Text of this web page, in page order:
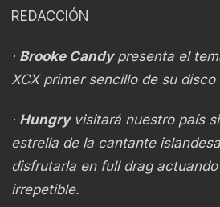
REDACCIÓN
· Brooke Candypresenta el
XCX primer sencillo de su disco
· Hungry visitará nuestro país
estrella de la cantante
disfrutarla en full drag
irrepetible.